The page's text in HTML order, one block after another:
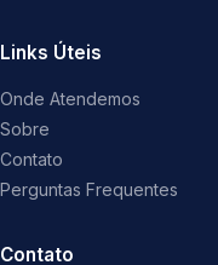
Links Úteis
Onde Atendemos
Sobre
Contato
Perguntas Frequentes
Contato